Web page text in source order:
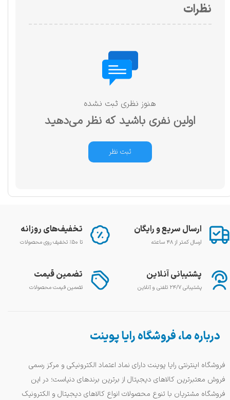
نظرات
هنوز نظری ثبت نشده
اولین نفری باشید که نظر می‌دهید
ثبت نظر
درباره ما، فروشگاه رایا پوینت
فروشگاه اینترنتی رایا پوینت دارای نماد اعتماد الکترونیکی و مرکز رسمی
فروش معتبرترین کالاهای دیجیتال از برترین برندهای دنیاست؛ در این
فروشگاه مشتریان با تنوع محصولات انواع کالاهای دیجیتال و الکترونیک
ارسال سریع و رایگان
ارسال کمتر از ۴۸ ساعته
تخفیف‌های روزانه
تا ۵۰٪ تخفیف روی محصولات
پشتیبانی آنلاین
پشتیبانی ۲۴/۷ تلفنی و آنلاین
تضمین قیمت
تضمین قیمت محصولات